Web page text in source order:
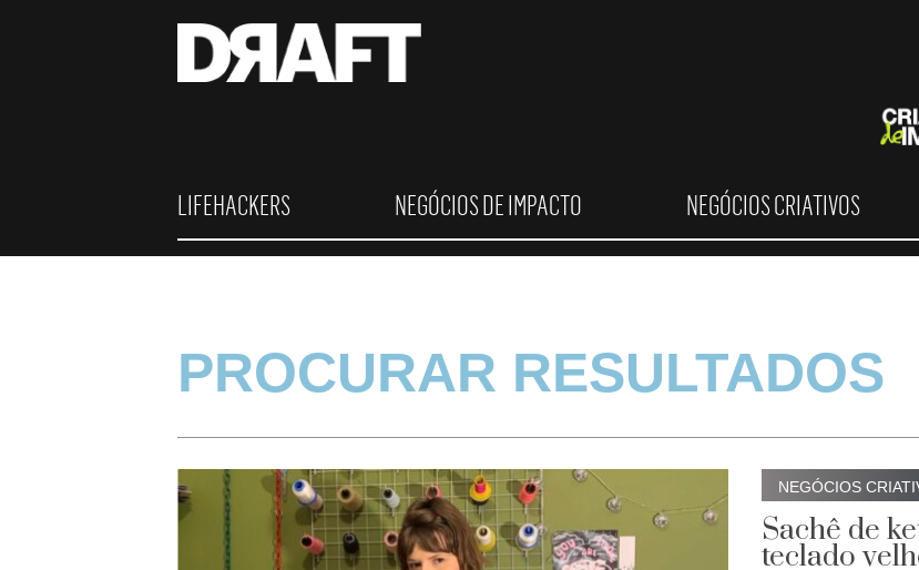
LIFEHACKERS NEGÓCIOS DE IMPACTO NEGÓCIOS CRIATIVOS
PROCURAR RESULTADOS
NEGÓCIOS
Sachê de
teclado